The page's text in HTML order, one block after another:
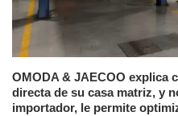
OMODA & JAECOO explica
directa de su casa matriz, y
importador, le permite